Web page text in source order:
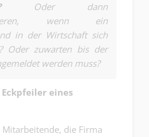
Oder dann
wenn ein
in der Wirtschaft sich
Oder zuwarten bis der
werden muss?
eines
die Firma